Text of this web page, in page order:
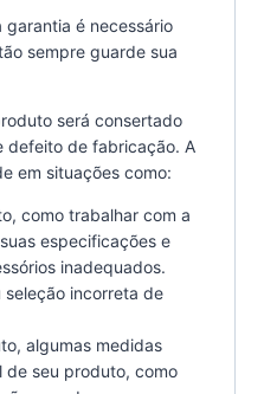
é necessário
sempre guarde sua
será consertado
defeito de fabricação. A
em situações como:
como trabalhar com a
especificações e
inadequados.
incorreta de
algumas medidas
de seu produto, como